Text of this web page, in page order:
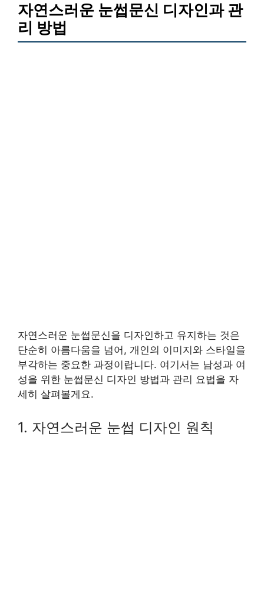
자연스러운 눈썹문신 디자인과 관
리 방법
자연스러운 눈썹문신을 디자인하고 유지하는 것은
단순히 아름다움을 넘어, 개인의 이미지와 스타일을
부각하는 중요한 과정이랍니다. 여기서는 남성과 여
성을 위한 눈썹문신 디자인 방법과 관리 요법을 자
세히 살펴볼게요.
1. 자연스러운 눈썹 디자인 원칙